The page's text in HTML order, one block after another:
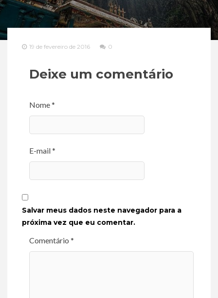
19 de fevereiro de 2016 0
Deixe um comentário
Nome *
E-mail *
Salvar meus dados neste navegador para a
próxima vez que eu comentar.
Comentário *